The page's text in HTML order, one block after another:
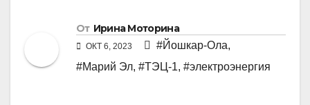
От Ирина Моторина
ОКТ 6, 2023 #Йошкар-Ола,
#Марий Эл, #ТЭЦ-1, #электроэнергия